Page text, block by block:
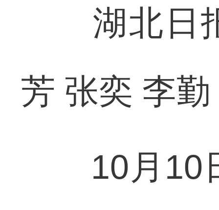
湖北日报
芳 张奕 李勤
10月10日